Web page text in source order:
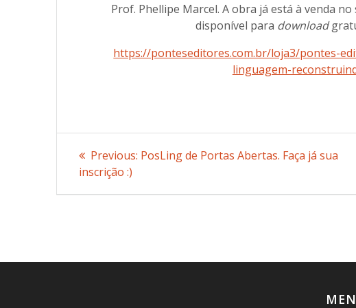
Prof. Phellipe Marcel. A obra já está à venda
disponível para download
https://ponteseditores.com.br/loja3/pontes-
linguagem-
Post
navigation
Previous: Previous
PosLing de Portas Abertas. Faça já sua
inscrição :)